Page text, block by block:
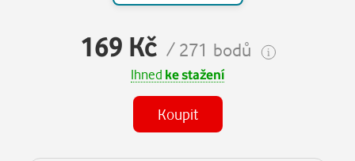
169 Kč / 271 bodů
Ihned ke stažení
Koupit